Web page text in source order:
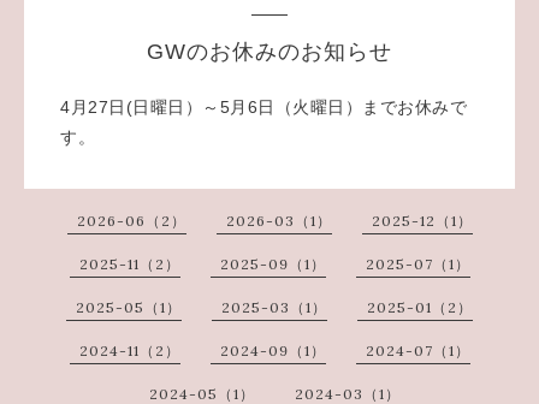
GWのお休みのお知らせ
4月27日(日曜日）～5月6日（火曜日）までお休みで
す。
2026-06（2） 2026-03（1） 2025-12（1）
2025-11（2） 2025-09（1） 2025-07（1）
2025-05（1） 2025-03（1） 2025-01（2）
2024-11（2） 2024-09（1） 2024-07（1）
2024-05（1） 2024-03（1）